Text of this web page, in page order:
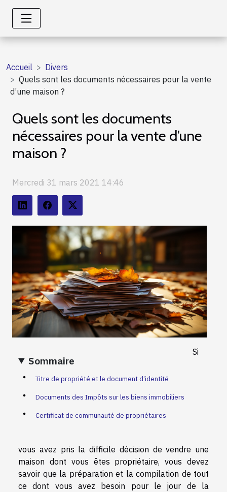
Accueil
Divers
Quels sont les documents nécessaires pour la vente
d’une maison ?
Quels sont les documents
nécessaires pour la vente d’une
maison ?
Mercredi 31 mars 2021 14:46
Sommaire
Titre de propriété et le document d’identité
Documents des Impôts sur les biens immobiliers
Certificat de communauté de propriétaires
Si
vous avez pris la difficile décision de vendre une
maison dont vous êtes propriétaire, vous devez
savoir que la préparation et la compilation de tout
ce dont vous avez besoin pour le jour de la